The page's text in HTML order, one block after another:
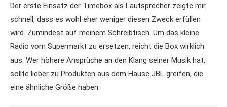
Der erste Einsatz der Timebox als Lautsprecher zeigte mir
schnell, dass es wohl eher weniger diesen Zweck erfüllen
wird. Zumindest auf meinem Schreibtisch. Um das kleine
Radio vom Supermarkt zu ersetzen, reicht die Box wirklich
aus. Wer höhere Ansprüche an den Klang seiner Musik hat,
sollte lieber zu Produkten aus dem Hause JBL greifen, die
eine ähnliche Größe haben.